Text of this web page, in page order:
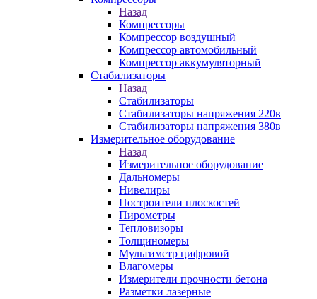
Назад
Компрессоры
Компрессор воздушный
Компрессор автомобильный
Компрессор аккумуляторный
Стабилизаторы
Назад
Стабилизаторы
Стабилизаторы напряжения 220в
Стабилизаторы напряжения 380в
Измерительное оборудование
Назад
Измерительное оборудование
Дальномеры
Нивелиры
Построители плоскостей
Пирометры
Тепловизоры
Толщиномеры
Мультиметр цифровой
Влагомеры
Измерители прочности бетона
Разметки лазерные